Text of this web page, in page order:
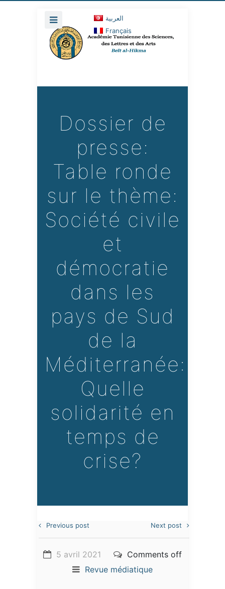
العربية
Français
Dossier de
presse:
Table ronde
sur le thème:
Société civile
et
démocratie
dans les
pays de Sud
de la
Méditerranée:
Quelle
solidarité en
temps de
crise?
Previous post Next post
5 avril 2021
Comments off
Revue médiatique